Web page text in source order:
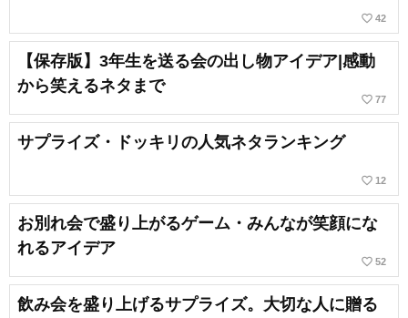
favorite_border 42
【保存版】3年生を送る会の出し物アイデア|感動
から笑えるネタまで
favorite_border 77
サプライズ・ドッキリの人気ネタランキング
favorite_border 12
お別れ会で盛り上がるゲーム・みんなが笑顔にな
れるアイデア
favorite_border 52
飲み会を盛り上げるサプライズ。大切な人に贈る